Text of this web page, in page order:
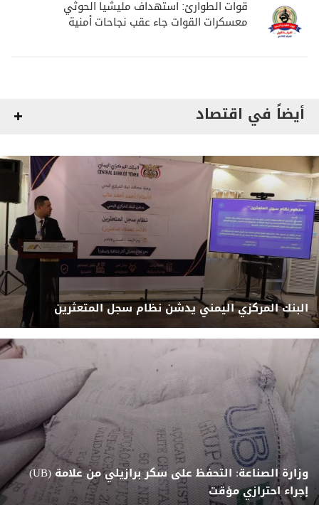
قوات الطوارئ: استهداف مليشيا الحوثي
معسكرات القوات جاء عقب نجاحات أمنية
أيضاً في اقتصاد
البنك المركزي اليمني يدشن نظام سجل المتعثرين
وزارة الصناعة: التحفظ على سكر برازيلي من علامة (UB)
إجراء احترازي مؤقت